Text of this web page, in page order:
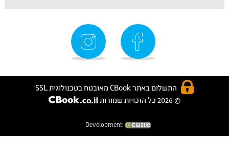
התשלום באתר CBook מאובטח בטכנולוגית SSL
© 2026 כל הזכויות שמורות
Development: